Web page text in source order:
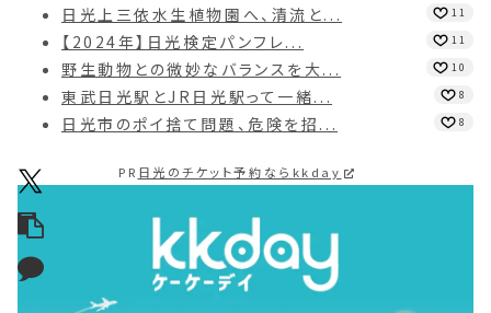
日光上三依水生植物園へ、清流と... 11
【2024年】日光検定パンフレ... 11
野生動物との微妙なバランスを大... 10
東武日光駅とJR日光駅って一緒... 8
日光市のポイ捨て問題、危険を招... 8
PR 日光のチケット予約ならkkday